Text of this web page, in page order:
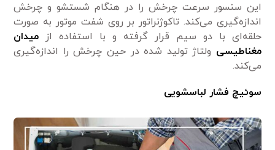
این سنسور سرعت چرخش را در هنگام شستشو و چرخش
اندازه‌گیری می‌کند. تاکوژنراتور بر روی شفت موتور به صورت
حلقه‌ای با دو سیم قرار گرفته و با استفاده از میدان
مغناطیسی ولتاژ تولید شده در حین چرخش را اندازه‌گیری
می‌کند.
سوئیچ فشار لباسشویی